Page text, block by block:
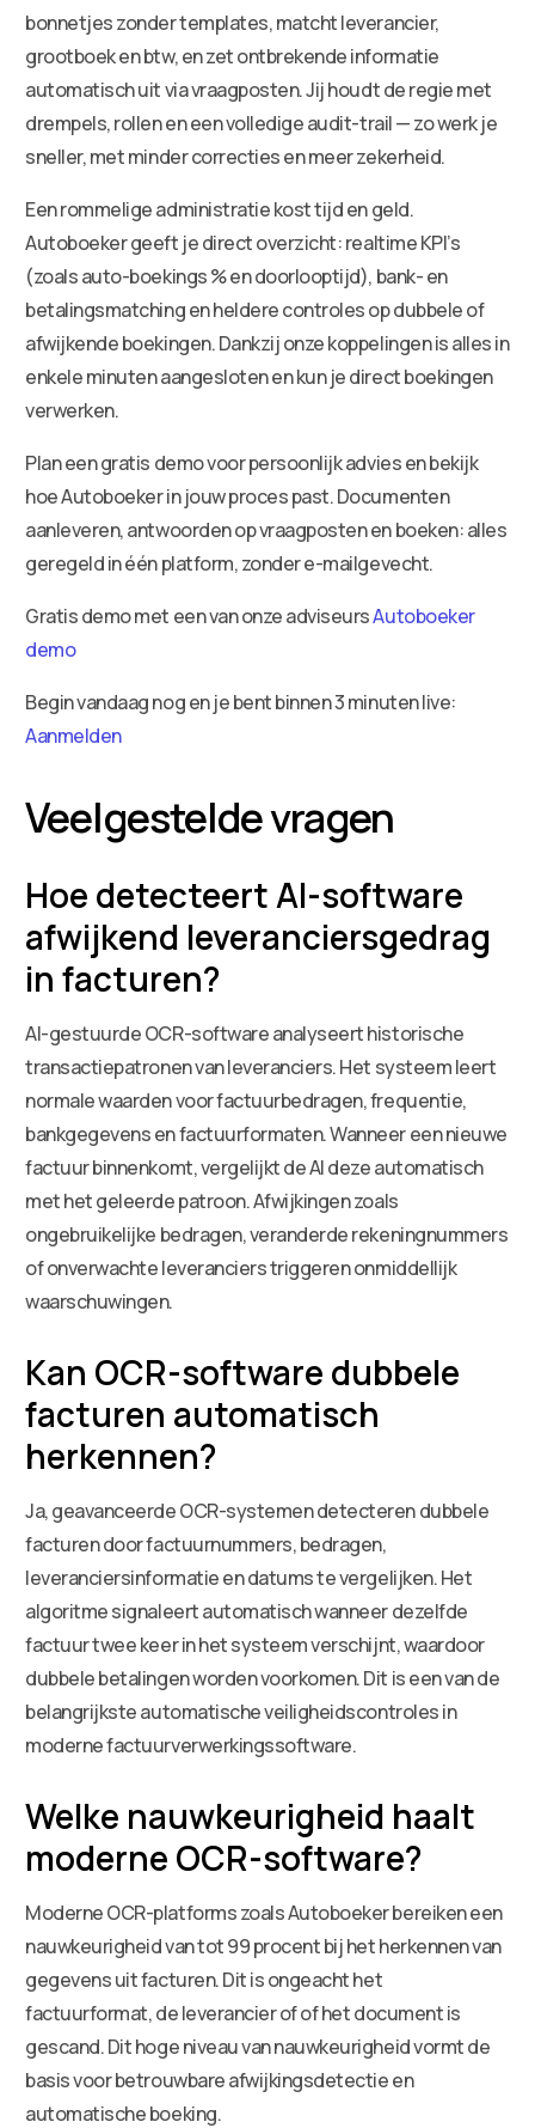
bonnetjes zonder templates, matcht leverancier,
grootboek en btw, en zet ontbrekende informatie
automatisch uit via vraagposten. Jij houdt de regie met
drempels, rollen en een volledige audit-trail — zo werk je
sneller, met minder correcties en meer zekerheid.
Een rommelige administratie kost tijd en geld.
Autoboeker geeft je direct overzicht: realtime KPI’s
(zoals auto-boekings % en doorlooptijd), bank- en
betalingsmatching en heldere controles op dubbele of
afwijkende boekingen. Dankzij onze koppelingen is alles in
enkele minuten aangesloten en kun je direct boekingen
verwerken.
Plan een gratis demo voor persoonlijk advies en bekijk
hoe Autoboeker in jouw proces past. Documenten
aanleveren, antwoorden op vraagposten en boeken: alles
geregeld in één platform, zonder e-mailgevecht.
Gratis demo met een van onze adviseursAutoboeker
demo
Begin vandaag nog en je bent binnen 3 minuten live:
Aanmelden
Veelgestelde vragen
Hoe detecteert AI-software
afwijkend leveranciersgedrag
in facturen?
AI-gestuurde OCR-software analyseert historische
transactiepatronen van leveranciers. Het systeem leert
normale waarden voor factuurbedragen, frequentie,
bankgegevens en factuurformaten. Wanneer een nieuwe
factuur binnenkomt, vergelijkt de AI deze automatisch
met het geleerde patroon. Afwijkingen zoals
ongebruikelijke bedragen, veranderde rekeningnummers
of onverwachte leveranciers triggeren onmiddellijk
waarschuwingen.
Kan OCR-software dubbele
facturen automatisch
herkennen?
Ja, geavanceerde OCR-systemen detecteren dubbele
facturen door factuurnummers, bedragen,
leveranciersinformatie en datums te vergelijken. Het
algoritme signaleert automatisch wanneer dezelfde
factuur twee keer in het systeem verschijnt, waardoor
dubbele betalingen worden voorkomen. Dit is een van de
belangrijkste automatische veiligheidscontroles in
moderne factuurverwerkingssoftware.
Welke nauwkeurigheid haalt
moderne OCR-software?
Moderne OCR-platforms zoals Autoboeker bereiken een
nauwkeurigheid van tot 99 procent bij het herkennen van
gegevens uit facturen. Dit is ongeacht het
factuurformat, de leverancier of of het document is
gescand. Dit hoge niveau van nauwkeurigheid vormt de
basis voor betrouwbare afwijkingsdetectie en
automatische boeking.